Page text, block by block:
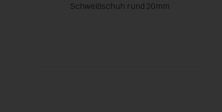
Schweißschuh rund 20mm